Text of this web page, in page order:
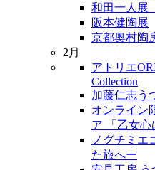
和田一人
阪本健陶展
京都奥村陶
2月
アトリエ
Collection
加藤仁志う
オンライン
ア 「乙女心
ノグチミエ
た旅へー